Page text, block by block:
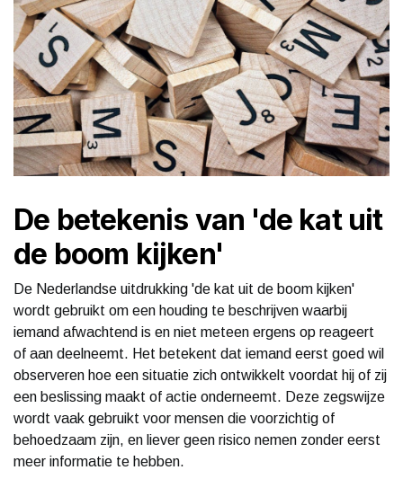
De betekenis van 'de kat uit
de boom kijken'
De Nederlandse uitdrukking 'de kat uit de boom kijken'
wordt gebruikt om een houding te beschrijven waarbij
iemand afwachtend is en niet meteen ergens op reageert
of aan deelneemt. Het betekent dat iemand eerst goed wil
observeren hoe een situatie zich ontwikkelt voordat hij of zij
een beslissing maakt of actie onderneemt. Deze zegswijze
wordt vaak gebruikt voor mensen die voorzichtig of
behoedzaam zijn, en liever geen risico nemen zonder eerst
meer informatie te hebben.